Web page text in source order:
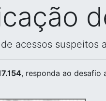
acessos suspeitos
, responda ao desafio